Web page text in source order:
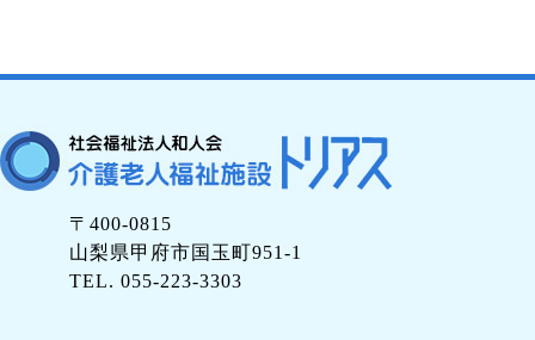
〒400-0815
山梨県甲府市国玉町951-1
TEL. 055-223-3303